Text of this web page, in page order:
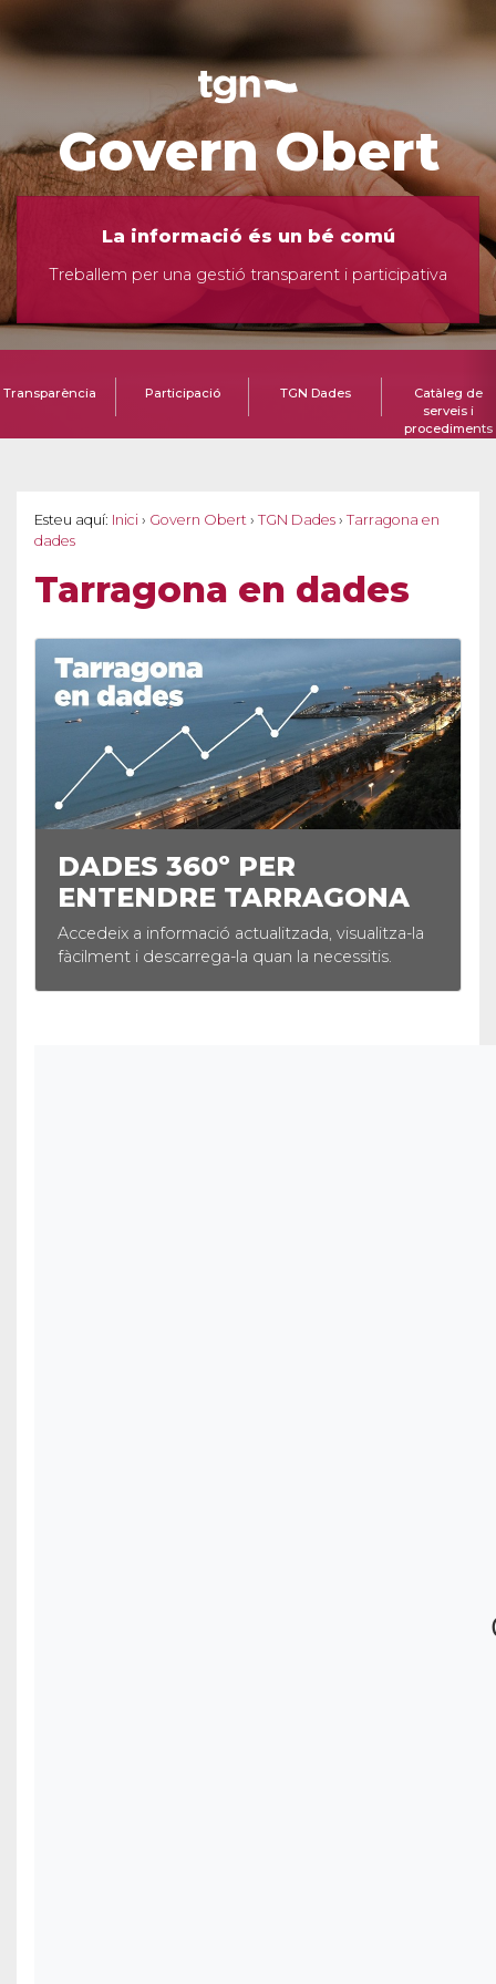
Govern Obert
La informació és un bé comú
Treballem per una gestió transparent i participativa
Transparència Participació TGN Dades
Catàleg de
serveis i
procediments
Esteu aquí: Inici › Govern Obert › TGN Dades › Tarragona en
dades
Tarragona en dades
DADES 360º PER
ENTENDRE TARRAGONA
Accedeix a informació actualitzada, visualitza-la
fàcilment i descarrega-la quan la necessitis.